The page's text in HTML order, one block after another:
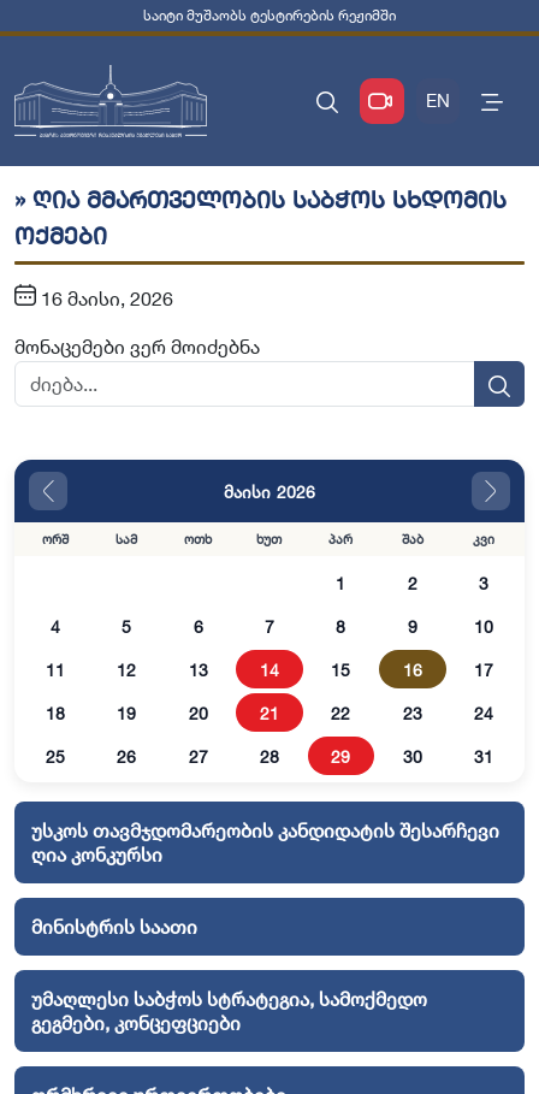
საიტი მუშაობს ტესტირების რეჟიმში
EN
» ღია მმართველობის საბჭოს სხდომის
ოქმები
16 მაისი, 2026
მონაცემები ვერ მოიძებნა
მაისი 2026
ორშ სამ ოთხ ხუთ პარ შაბ კვი
1 2 3
4 5 6 7 8 9 10
11 12 13 14 15 16 17
18 19 20 21 22 23 24
25 26 27 28 29 30 31
უსკოს თავმჯდომარეობის კანდიდატის შესარჩევი
ღია კონკურსი
მინისტრის საათი
უმაღლესი საბჭოს სტრატეგია, სამოქმედო
გეგმები, კონცეფციები